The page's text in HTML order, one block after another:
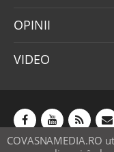
OPINII
VIDEO
COVASNAMEDIA.RO